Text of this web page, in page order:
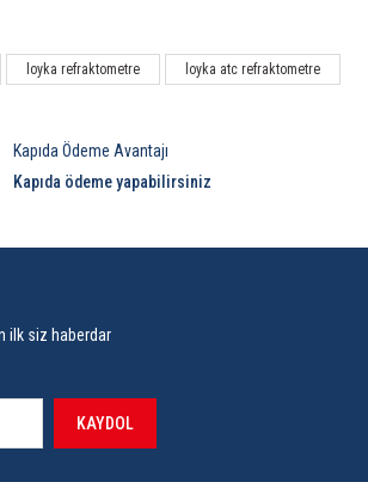
loyka refraktometre loyka atc refraktometre
Kapıda Ödeme Avantajı
Kapıda ödeme yapabilirsiniz
ilk siz haberdar
KAYDOL